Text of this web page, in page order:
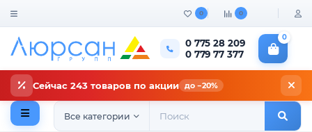
0 0
0 775 28 209
0 779 77 377
0
Сейчас 243 товаров по акции до −20%
Все категории